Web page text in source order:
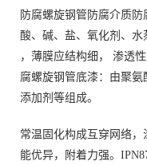
防腐螺旋钢管防腐介质
酸、碱、盐、氧化剂、
，薄膜应结构细， 渗透
腐螺旋钢管底漆：由聚氨
添加剂等组成。
常温固化构成互穿网络
能优异，附着力强。